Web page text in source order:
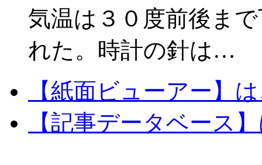
気温は３０度前後ま
れた。時計の針は…
【紙面ビューアー】
【記事データベース